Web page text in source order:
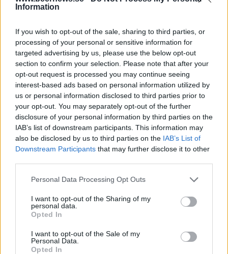
Information
If you wish to opt-out of the sale, sharing to third parties, or
processing of your personal or sensitive information for
targeted advertising by us, please use the below opt-out
section to confirm your selection. Please note that after your
opt-out request is processed you may continue seeing
interest-based ads based on personal information utilized by
us or personal information disclosed to third parties prior to
your opt-out. You may separately opt-out of the further
disclosure of your personal information by third parties on the
IAB’s list of downstream participants. This information may
also be disclosed by us to third parties on the IAB’s List of
Downstream Participants that may further disclose it to other
Personal Data Processing Opt Outs
I want to opt-out of the Sharing of my
personal data.
Opted In
I want to opt-out of the Sale of my
Personal Data.
Opted In
Josefs burkar kan bli ett eget ölmuseum